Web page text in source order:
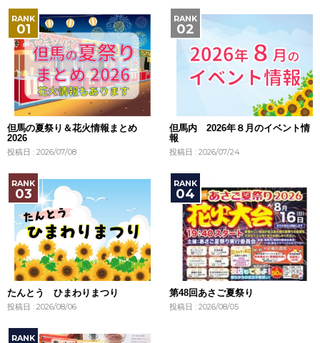
但馬の夏祭り＆花火情報まとめ
2026
投稿日 : 2026/07/08
但馬内 2026年８月のイベント情
報
投稿日 : 2026/07/24
たんとう ひまわりまつり
投稿日 : 2026/08/06
第48回あさご夏祭り
投稿日 : 2026/08/05